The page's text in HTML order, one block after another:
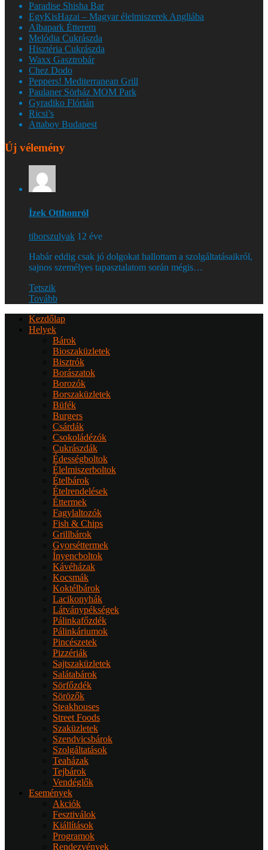
Paradise Shisha Bar
EgyKisHazai – Magyar élelmiszerek Angliába
Albapark Étterem
Melódia Cukrászda
Hisztéria Cukrászda
Waxx Gasztrobár
Chez Dodo
Peppers! Mediterranean Grill
Paulaner Sörház MOM Park
Gyradiko Flórián
Ricsi’s
Attaboy Budapest
Új vélemény
Ízek Otthonról
tiborszulyak 12 éve
Habár eddig csak jó dolgokat hallottam a szolgáltatásaikról,
sajnos személyes tapasztalatom során mégis…
Tetszik
Tovább
Kezdőlap
Helyek
Bárok
Bioszaküzletek
Bisztrók
Borászatok
Borozók
Borszaküzletek
Büfék
Burgers
Csárdák
Csokoládézók
Cukrászdák
Édességboltok
Élelmiszerboltok
Ételbárok
Ételrendelések
Éttermek
Fagylaltozók
Fish & Chips
Grillbárok
Gyorséttermek
Ínyencboltok
Kávéházak
Kocsmák
Koktélbárok
Lacikonyhák
Látványpékségek
Pálinkafőzdék
Pálinkáriumok
Pincészetek
Pizzériák
Sajtszaküzletek
Salátabárok
Sörfőzdék
Sörözők
Steakhouses
Street Foods
Szaküzletek
Szendvicsbárok
Szolgáltatások
Teaházak
Tejbárok
Vendéglők
Események
Akciók
Fesztiválok
Kiállítások
Programok
Rendezvények